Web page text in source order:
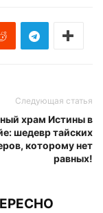
Следующая статья
храм Истины в
шедевр тайских
которому нет
равных!